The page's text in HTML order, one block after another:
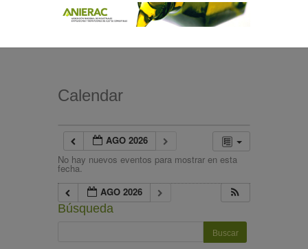
Calendar
AGO 2026
No hay nuevos eventos para mostrar en esta
fecha.
AGO 2026
Búsqueda